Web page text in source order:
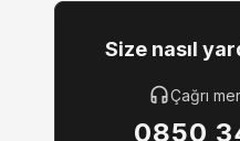
Size nasıl
Çağrı
0850